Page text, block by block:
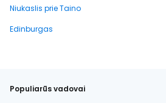
Niukaslis prie Taino
Edinburgas
Populiarūs vadovai